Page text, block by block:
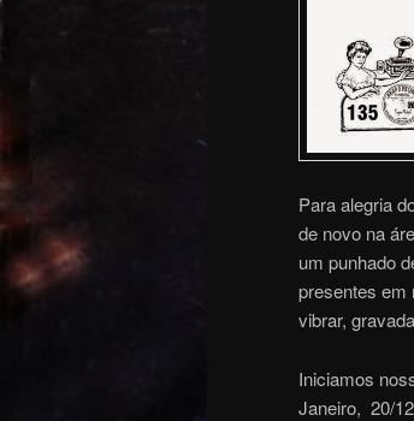
Para alegria
de novo na
um punhado
presentes em
vibrar,
Iniciamos
Janeiro, 20/